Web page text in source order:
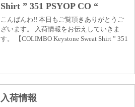
Shirt ” 351 PSYOP CO “
こんばんわ!! 本日もご覧頂きありがとうご
ざいます。 入荷情報をお伝えしていきま
す。 【COLIMBO Keystone Sweat Shirt ” 351
入荷情報